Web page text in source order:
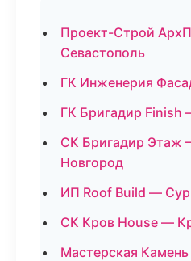
Проект-Строй
Севастополь
ГК Инженерия
ГК Бригадир Finish
СК Бригадир Этаж
Новгород
ИП Roof Build —
СК Кров House —
Мастерская